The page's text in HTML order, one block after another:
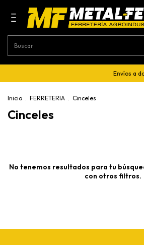
Envíos a
Inicio . FERRETERIA . Cinceles
Cinceles
No tenemos resultados para tu
con otros filtros.